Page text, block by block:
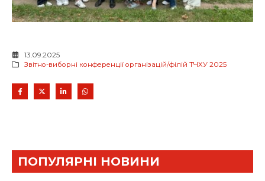
13.09.2025
Звітно-виборні конференції організацій/філій ТЧХУ 2025
ПОПУЛЯРНІ НОВИНИ